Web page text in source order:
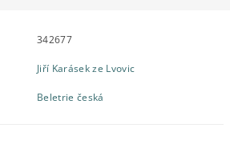
342677
Jiří Karásek ze Lvovic
Beletrie česká